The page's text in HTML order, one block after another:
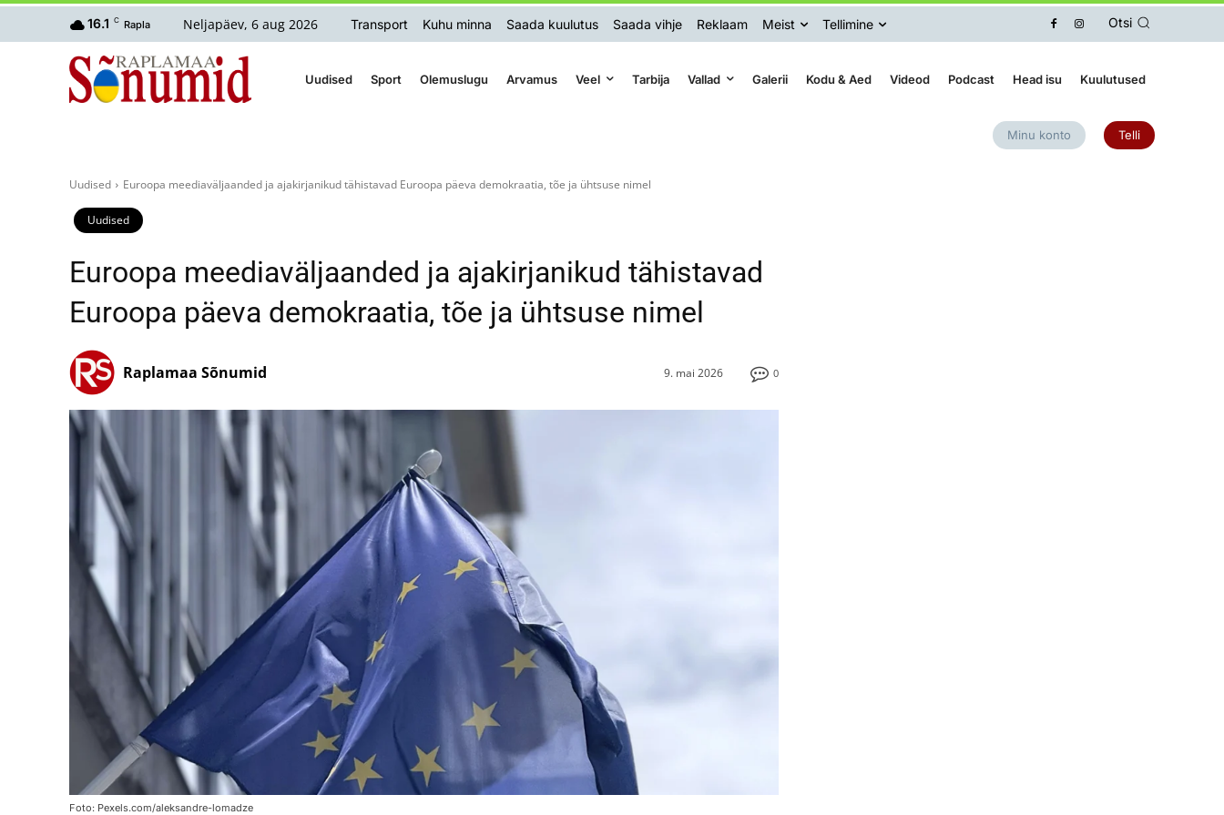
16.1 C Rapla Neljapäev, 6 aug 2026 Transport Kuhu minna Saada kuulutus Saada vihje Reklaam Meist Tellimine Otsi
Uudised Sport Olemuslugu Arvamus Veel Tarbija Vallad Galerii Kodu & Aed Videod Podcast Head isu Kuulutused
Minu konto Telli
Uudised Euroopa meediaväljaanded ja ajakirjanikud tähistavad Euroopa päeva demokraatia, tõe ja ühtsuse nimel
Uudised
Euroopa meediaväljaanded ja ajakirjanikud tähistavad
Euroopa päeva demokraatia, tõe ja ühtsuse nimel
0
9. mai 2026
Raplamaa Sõnumid
Foto: Pexels.com/aleksandre-lomadze